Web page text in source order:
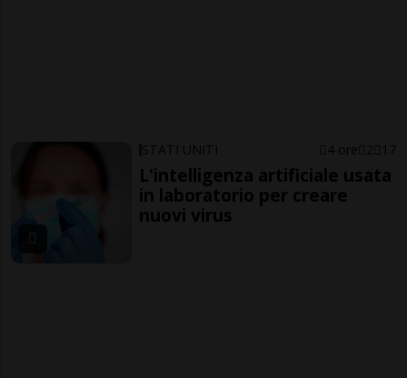
STATI UNITI 4 ore 2 17
L'intelligenza artificiale usata
in laboratorio per creare
nuovi virus